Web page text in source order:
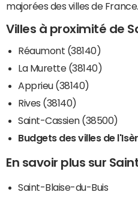
majorées des villes de France.
Villes à proximité de
Réaumont (38140)
La Murette (38140)
Apprieu (38140)
Rives (38140)
Saint-Cassien (38500)
Budgets des villes de
En savoir plus sur
Saint-Blaise-du-Buis